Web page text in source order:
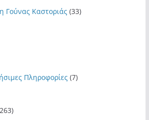
Γούνας Καστοριάς(33)
Πληροφορίες(7)